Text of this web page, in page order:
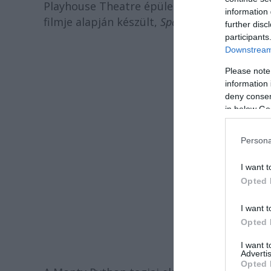
information
further
Please
information
deny
in below
I want
Opted
I want
Opted
I want
Opted
Playhouse Theatre épületében tartják a
filmje alapján készült, Spamalot című